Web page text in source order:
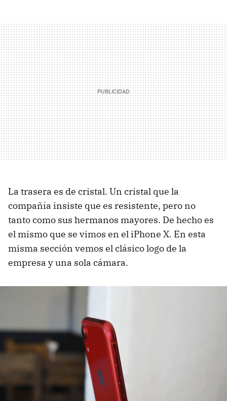
La trasera es de cristal. Un cristal que la
compañía insiste que es resistente, pero no
tanto como sus hermanos mayores. De hecho es
el mismo que se vimos en el iPhone X. En esta
misma sección vemos el clásico logo de la
empresa y una sola cámara.